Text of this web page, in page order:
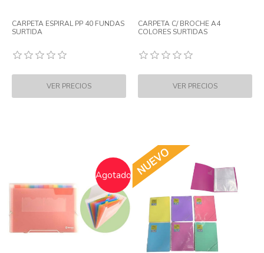
CARPETA ESPIRAL PP 40 FUNDAS
SURTIDA
CARPETA C/ BROCHE A4
COLORES SURTIDAS
Agotado